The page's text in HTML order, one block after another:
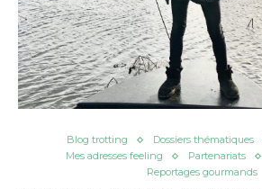
Blog trotting Dossiers thématiques
Mes adresses feeling
Partenariats
Reportages gourmands